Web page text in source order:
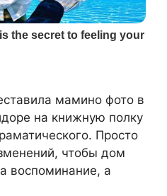
мамино фото в
на книжную полку
Просто
чтобы дом
воспоминание, а